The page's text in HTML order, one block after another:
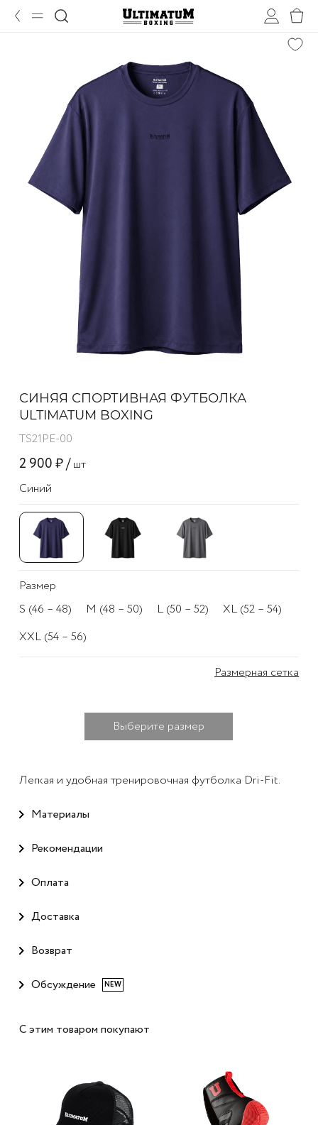
СИНЯЯ СПОРТИВНАЯ ФУТБОЛКА
ULTIMATUM BOXING
TS21PE-00
2 900 ₽ /шт
Синий
Размер
S (46 – 48)
M (48 – 50) L (50 – 52)
XL (52 – 54)
XXL (54 – 56)
Размерная сетка
Выберите размер
Легкая и удобная тренировочная футболка Dri-Fit.
Материалы
Рекомендации
Оплата
Доставка
Возврат
Обсуждение NEW
С этим товаром покупают